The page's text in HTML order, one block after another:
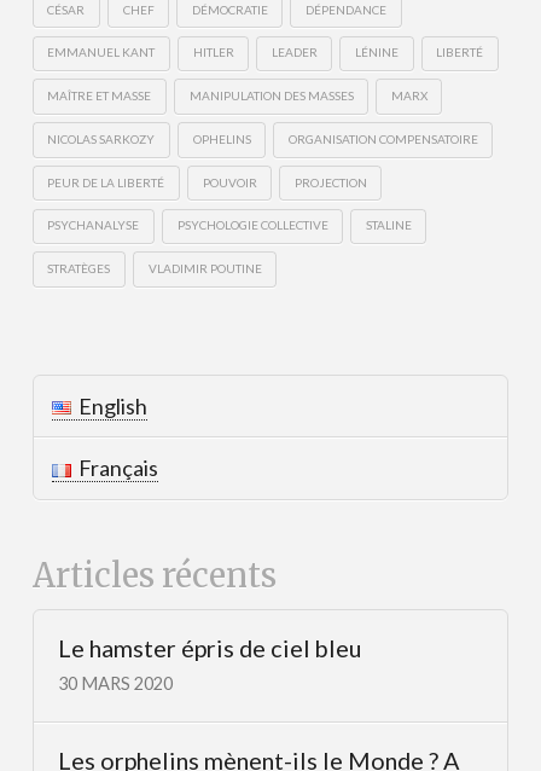
CÉSAR CHEF DÉMOCRATIE DÉPENDANCE
EMMANUEL KANT HITLER LEADER LÉNINE LIBERTÉ
MAÎTRE ET MASSE MANIPULATION DES MASSES MARX
NICOLAS SARKOZY OPHELINS ORGANISATION COMPENSATOIRE
PEUR DE LA LIBERTÉ POUVOIR PROJECTION
PSYCHANALYSE PSYCHOLOGIE COLLECTIVE STALINE
STRATÈGES VLADIMIR POUTINE
English
Français
Articles récents
Le hamster épris de ciel bleu
30 MARS 2020
Les orphelins mènent-ils le Monde ? A